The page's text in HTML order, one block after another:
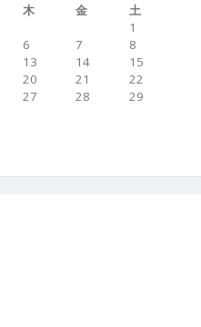
木 金
土
1
6 7
8
13 14
15
20 21
22
27 28
29